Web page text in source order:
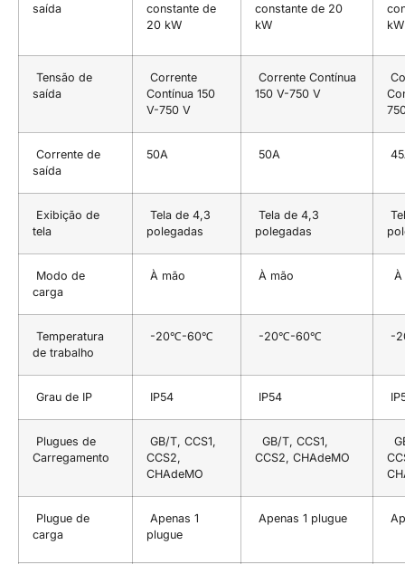
saída
constante de
20 kW
constante de 20
kW
kW
Tensão de
saída
Corrente
Contínua 150
V-750 V
Corrente Contínua
150 V-750 V
Corrente de
saída
50A 50A
Exibição de
tela
Tela de 4,3
polegadas
Tela de 4,3
polegadas
Modo de
carga
À mão À mão À
Temperatura
de trabalho
-20℃-60℃ -20℃-60℃ -
Grau de IP IP54 IP54
Plugues de
Carregamento
GB/T, CCS1,
CCS2,
CHAdeMO
GB/T, CCS1,
CCS2, CHAdeMO
Plugue de
carga
Apenas 1
plugue
Apenas 1 plugue